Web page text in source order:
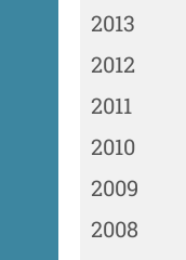
2013
2012
2011
2010
2009
2008